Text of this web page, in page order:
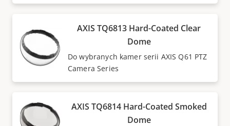
AXIS TQ6813 Hard-Coated Clear
Dome
Do wybranych kamer serii AXIS Q61 PTZ
Camera Series
AXIS TQ6814 Hard-Coated Smoked
Dome